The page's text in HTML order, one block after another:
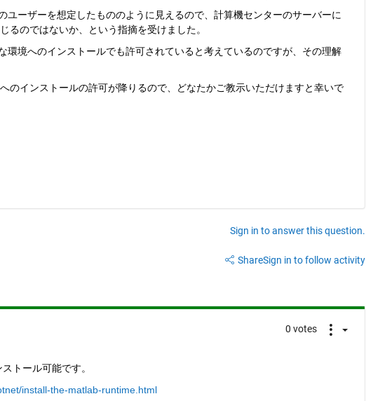
ーザーを想定したもののように見えるので、計算機センターのサーバーに
るのではないか、という指摘を受けました。
境へのインストールでも許可されていると考えているのですが、その理解
のインストールの許可が降りるので、どなたかご教示いただけますと幸いで
Sign in to answer this question.
ShareSign in to follow activity
0 votes
トール可能です。
install-the-matlab-runtime.html